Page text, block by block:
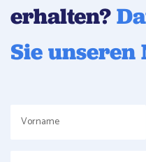
erhalten?
Sie unseren